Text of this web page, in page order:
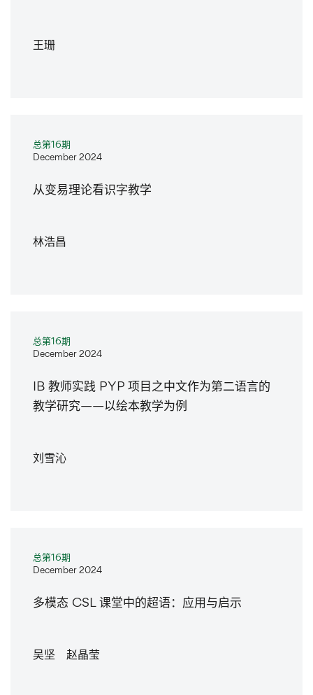
王珊
总第16期
December 2024
从变易理论看识字教学
林浩昌
总第16期
December 2024
IB 教师实践 PYP 项目之中文作为第二语言的
教学研究——以绘本教学为例
刘雪沁
总第16期
December 2024
多模态 CSL 课堂中的超语：应用与启示
吴坚 赵晶莹